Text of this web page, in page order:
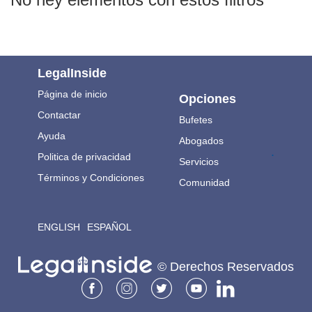
LegalInside
Página de inicio
Contactar
Ayuda
Politica de privacidad
Términos y Condiciones
ENGLISH ESPAÑOL
Opciones
Bufetes
Abogados
Servicios
Comunidad
.
© Derechos Reservados